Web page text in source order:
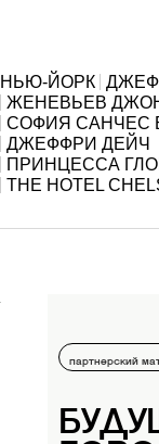
НЬЮ-ЙОРК
ЖЕНЕВЬЕВ
СОФИЯ САНЧЕС
ДЖЕФФРИ ДЕЙЧ
ПРИНЦЕССА
THE HOTEL
партнерский